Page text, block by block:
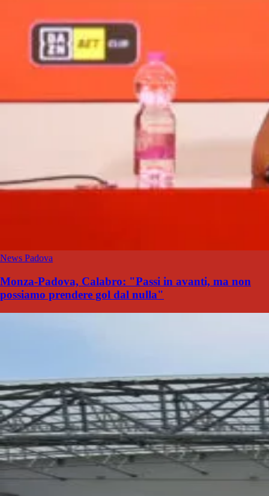
News Padova
Monza-Padova, Calabro: "Passi in avanti, ma non
possiamo prendere gol dal nulla"